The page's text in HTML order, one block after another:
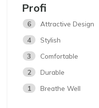
Profi
6
Attractive Design
4
Stylish
3
Comfortable
2
Durable
1
Breathe Well